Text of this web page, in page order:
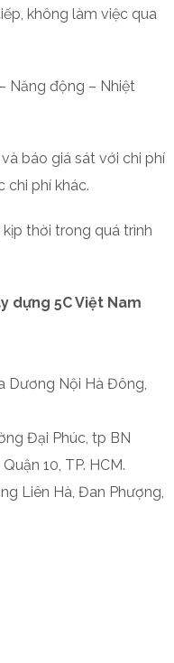
không làm việc qua
Năng động – Nhiệt
báo giá sát với chi phí
chi phí khác.
thời trong quá trình
dựng 5C Việt Nam
Dương Nội Hà Đông,
Đại Phúc, tp BN
10, TP. HCM.
Liên Hà, Đan Phượng,